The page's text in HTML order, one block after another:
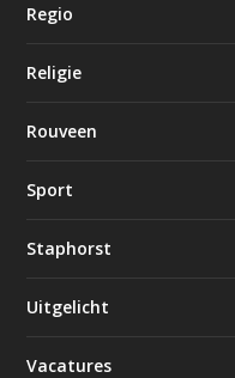
Regio
Religie
Rouveen
Sport
Staphorst
Uitgelicht
Vacatures